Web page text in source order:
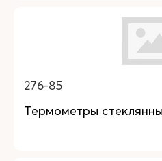
276-85
Термометры